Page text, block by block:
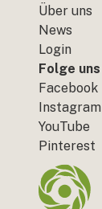
Über uns
News
Login
Folge uns
Facebook
Instagram
YouTube
Pinterest